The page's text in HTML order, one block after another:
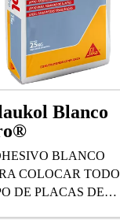
Blanco
BLANCO
COLOCAR TODO
DE PLACAS DE